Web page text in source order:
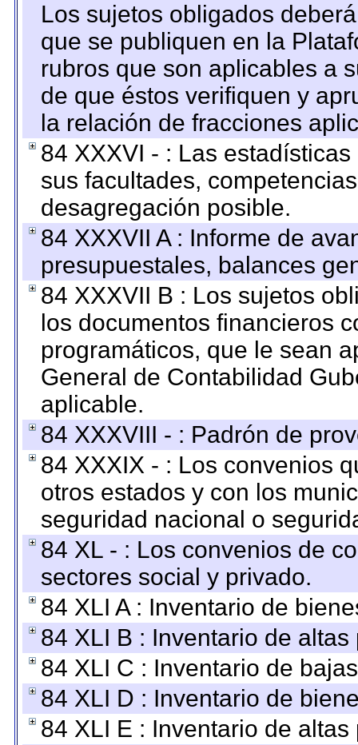
Los sujetos obligados
que se publiquen en la
rubros que son aplicables a
de que éstos verifiquen y
la relación de fracciones
84 XXXVI - : Las
sus facultades,
desagregación posible.
84 XXXVII A : Informe de
presupuestales, balances
84 XXXVII B : Los sujetos
los documentos financieros
programáticos, que le sean
General de Contabilidad
aplicable.
84 XXXVIII - : Padrón de
84 XXXIX - : Los convenios
otros estados y con los
seguridad nacional o
84 XL - : Los convenios de
sectores social y privado.
84 XLI A : Inventario de
84 XLI B : Inventario de
84 XLI C : Inventario de
84 XLI D : Inventario de
84 XLI E : Inventario de